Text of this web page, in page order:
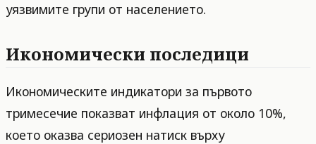
уязвимите групи от населението.
Икономически последици
Икономическите индикатори за първото
тримесечие показват инфлация от около 10%,
което оказва сериозен натиск върху